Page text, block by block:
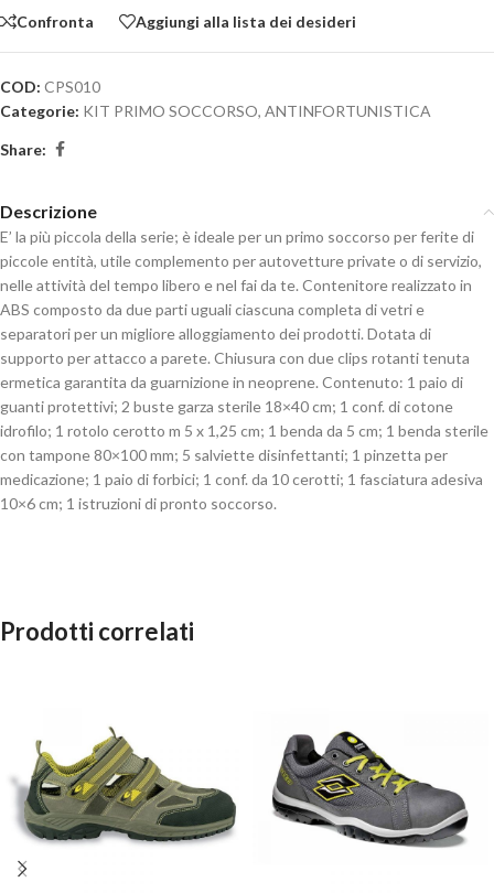
Confronta Aggiungi alla lista dei desideri
COD: CPS010
Categorie: KIT PRIMO SOCCORSO, ANTINFORTUNISTICA
Share:
Descrizione
E’ la più piccola della serie; è ideale per un primo soccorso per ferite di
piccole entità, utile complemento per autovetture private o di servizio,
nelle attività del tempo libero e nel fai da te. Contenitore realizzato in
ABS composto da due parti uguali ciascuna completa di vetri e
separatori per un migliore alloggiamento dei prodotti. Dotata di
supporto per attacco a parete. Chiusura con due clips rotanti tenuta
ermetica garantita da guarnizione in neoprene. Contenuto: 1 paio di
guanti protettivi; 2 buste garza sterile 18×40 cm; 1 conf. di cotone
idrofilo; 1 rotolo cerotto m 5 x 1,25 cm; 1 benda da 5 cm; 1 benda sterile
con tampone 80×100 mm; 5 salviette disinfettanti; 1 pinzetta per
medicazione; 1 paio di forbici; 1 conf. da 10 cerotti; 1 fasciatura adesiva
10×6 cm; 1 istruzioni di pronto soccorso.
Prodotti correlati